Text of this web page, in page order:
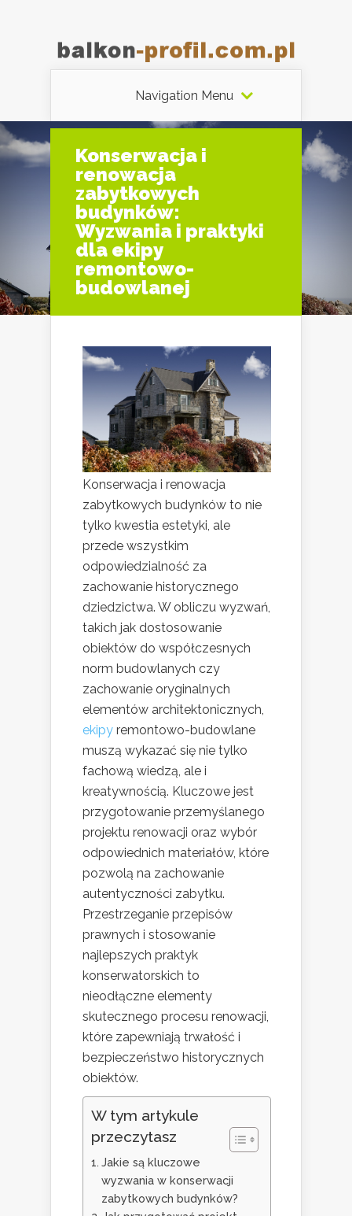
Navigation Menu
Konserwacja i
renowacja
zabytkowych
budynków:
Wyzwania i praktyki
dla ekipy
remontowo-
budowlanej
Konserwacja i renowacja
zabytkowych budynków to nie
tylko kwestia estetyki, ale
przede wszystkim
odpowiedzialność za
zachowanie historycznego
dziedzictwa. W obliczu wyzwań,
takich jak dostosowanie
obiektów do współczesnych
norm budowlanych czy
zachowanie oryginalnych
elementów architektonicznych,
ekipy remontowo-budowlane
muszą wykazać się nie tylko
fachową wiedzą, ale i
kreatywnością. Kluczowe jest
przygotowanie przemyślanego
projektu renowacji oraz wybór
odpowiednich materiałów, które
pozwolą na zachowanie
autentyczności zabytku.
Przestrzeganie przepisów
prawnych i stosowanie
najlepszych praktyk
konserwatorskich to
nieodłączne elementy
skutecznego procesu renowacji,
które zapewniają trwałość i
bezpieczeństwo historycznych
obiektów.
W tym artykule
przeczytasz
Jakie są kluczowe
wyzwania w konserwacji
zabytkowych budynków?